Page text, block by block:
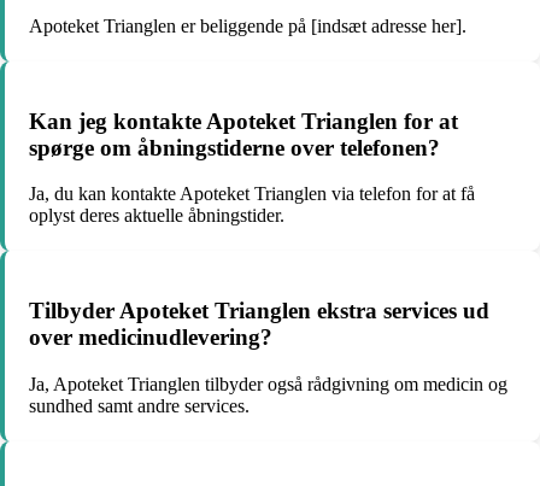
Apoteket Trianglen er beliggende på [indsæt adresse her].
Kan jeg kontakte Apoteket Trianglen for at
spørge om åbningstiderne over telefonen?
Ja, du kan kontakte Apoteket Trianglen via telefon for at få
oplyst deres aktuelle åbningstider.
Tilbyder Apoteket Trianglen ekstra services ud
over medicinudlevering?
Ja, Apoteket Trianglen tilbyder også rådgivning om medicin og
sundhed samt andre services.